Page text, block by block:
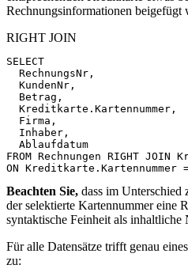
Rechnungsinformationen beigefügt
RIGHT JOIN
SELECT
RechnungsNr ,
KundenNr ,
Betrag ,
Kreditkarte . Kartennummer ,
Firma ,
Inhaber ,
Ablaufdatum
FROM Rechnungen RIGHT JOIN
ON Kreditkarte . Kartennummer
Beachten Sie, dass im Unterschied
der selektierte Kartennummer eine
syntaktische Feinheit als inhaltliche
Für alle Datensätze trifft genau
zu: